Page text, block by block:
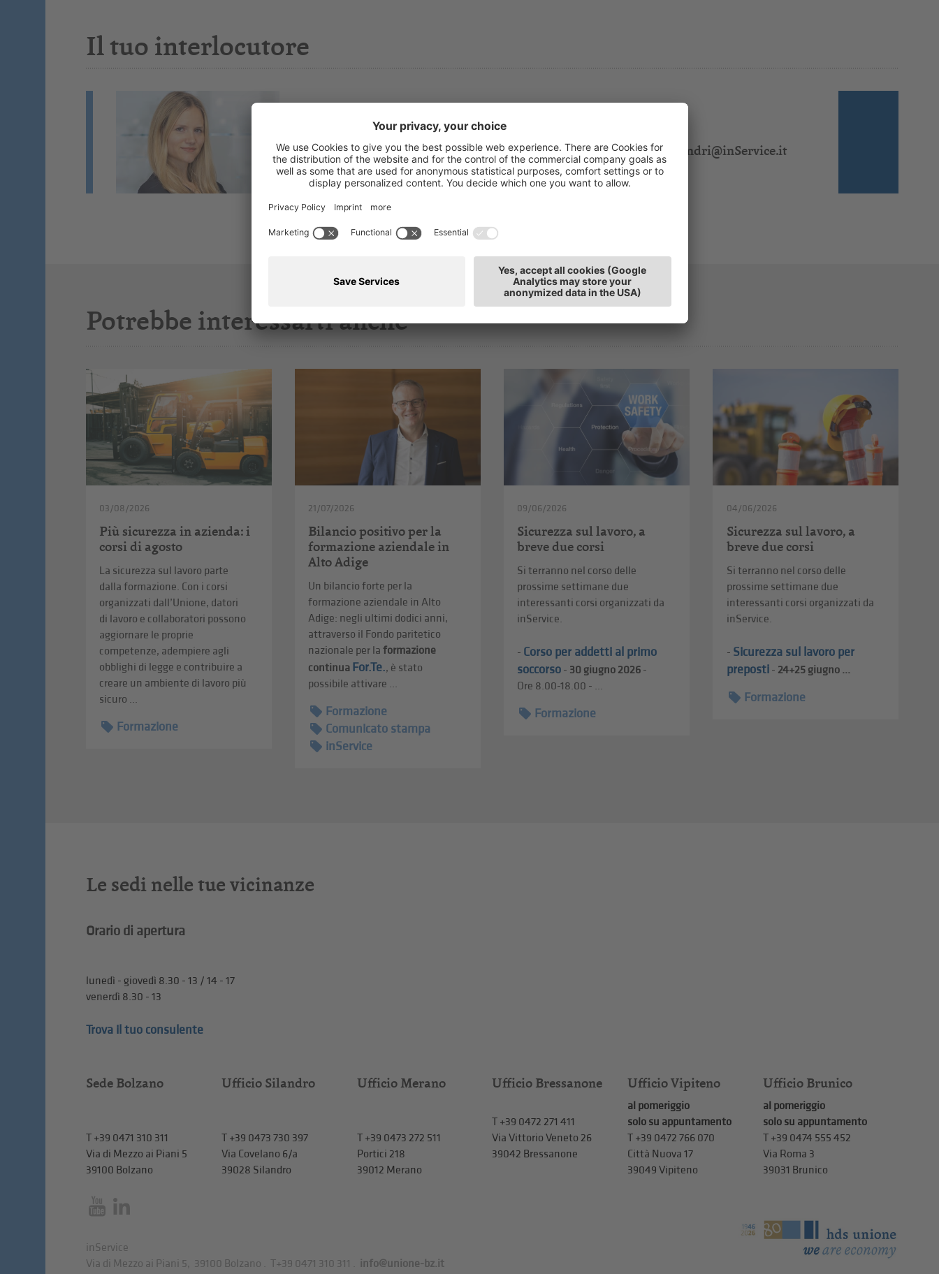
Il tuo interlocutore
Jasmin Sandri
Collaboratrice
Sede: Bolzano
E-mail:jasmin.sandri@inService.it
Potrebbe interessarti anche
03/08/2026
Più sicurezza in azienda: i
corsi di agosto
La sicurezza sul lavoro parte
dalla formazione. Con i corsi
organizzati dall’Unione, datori
di lavoro e collaboratori possono
aggiornare le proprie
competenze, adempiere agli
obblighi di legge e contribuire a
creare un ambiente di lavoro più
sicuro ...
Formazione
21/07/2026
Bilancio positivo per la
formazione aziendale in
Alto Adige
Un bilancio forte per la
formazione aziendale in Alto
Adige: negli ultimi dodici anni,
attraverso il Fondo paritetico
nazionale per laformazione
continua For.Te., è stato
possibile attivare ...
Formazione
Comunicato stampa
inService
09/06/2026
Sicurezza sul lavoro, a
breve due corsi
Si terranno nel corso delle
prossime settimane due
interessanti corsi organizzati da
inService.
- Corso per addetti al primo
soccorso - 30 giugno 2026 -
Ore 8.00-18.00 - ...
Formazione
04/06/2026
Sicurezza sul lavoro, a
breve due corsi
Si terranno nel corso delle
prossime settimane due
interessanti corsi organizzati da
inService.
- Sicurezza sul lavoro per
preposti - 24+25 giugno ...
Formazione
Le sedi nelle tue vicinanze
Orario di apertura
lunedì - giovedì 8.30 - 13 / 14 - 17
venerdì 8.30 - 13
Trova il tuo consulente
Sede Bolzano
T+39 0471 310 311
Via di Mezzo ai Piani 5
39100 Bolzano
Ufficio Silandro
T+39 0473 730 397
Via Covelano 6/a
39028 Silandro
Ufficio Merano
T+39 0473 272 511
Portici 218
39012 Merano
Ufficio Bressanone
T +39 0472 271 411
Via Vittorio Veneto 26
39042 Bressanone
Ufficio Vipiteno
al pomeriggio
solo su appuntamento
T +39 0472 766 070
Città Nuova 17
39049 Vipiteno
Ufficio Brunico
al pomeriggio
solo su appuntamento
T +39 0474 555 452
Via Roma 3
39031 Brunico
inService
Via di Mezzo ai Piani 5
39100 Bolzano T+39 0471 310 311
info@unione-bz.it